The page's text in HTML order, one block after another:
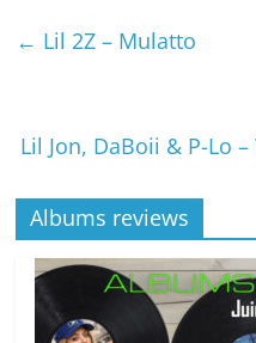
← Lil 2Z – Mulatto
Lil Jon, DaBoii & P-Lo
Albums reviews